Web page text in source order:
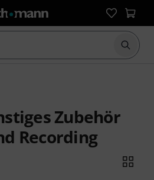
Suche
Zubehör
Recording